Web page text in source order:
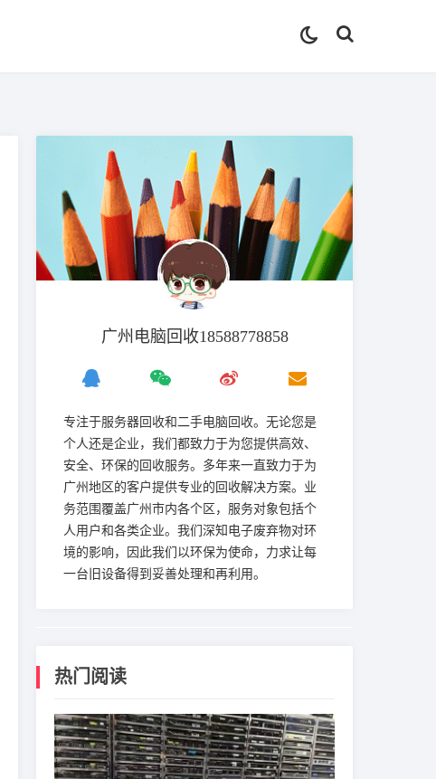
广州电脑回收18588778858
专注于服务器回收和二手电脑回收。无论您是
个人还是企业，我们都致力于为您提供高效、
安全、环保的回收服务。多年来一直致力于为
广州地区的客户提供专业的回收解决方案。业
务范围覆盖广州市内各个区，服务对象包括个
人用户和各类企业。我们深知电子废弃物对环
境的影响，因此我们以环保为使命，力求让每
一台旧设备得到妥善处理和再利用。
热门阅读